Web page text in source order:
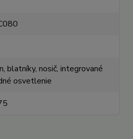
blatníky, nosič, integrované
osvetlenie